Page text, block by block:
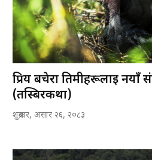
प्रिय बचेरा तिमीहरूलाई नयाँ
(तस्बिरकथा)
शुक्रबार, असार २६, २०८३